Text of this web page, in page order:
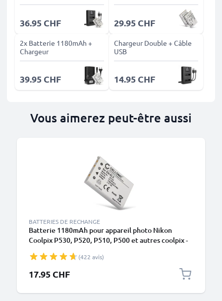
36.95 CHF 29.95 CHF
2x Batterie 1180mAh +
Chargeur
39.95 CHF
Chargeur Double + Câble
USB
14.95 CHF
Vous aimerez peut-être aussi
BATTERIES DE RECHANGE
Batterie 1180mAh pour appareil photo Nikon
Coolpix P530, P520, P510, P500 et autres coolpix -
(422 avis)
17.95 CHF